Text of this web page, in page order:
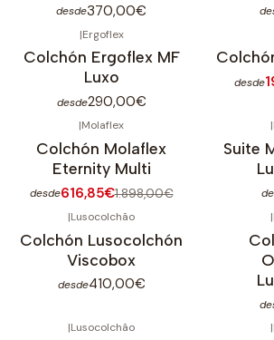
desde370,00€
|Ergoflex
Colchón Ergoflex MF
Luxo
desde290,00€
desde
|Molaflex
Colchón Molaflex
Eternity Multi
desde616,85€1.898,00€
|
Suite
|Lusocolchão
Colchón Lusocolchón
Viscobox
desde410,00€
|
|Lusocolchão |